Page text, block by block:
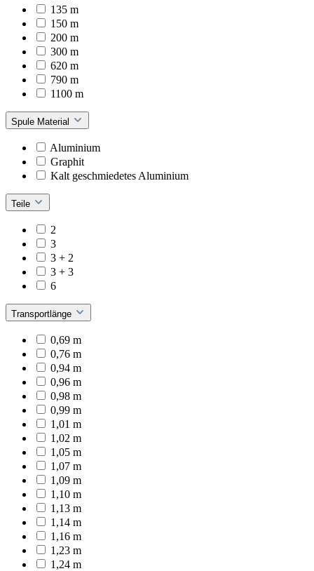
135 m
150 m
200 m
300 m
620 m
790 m
1100 m
Spule Material
Aluminium
Graphit
Kalt geschmiedetes Aluminium
Teile
2
3
3 + 2
3 + 3
6
Transportlänge
0,69 m
0,76 m
0,94 m
0,96 m
0,98 m
0,99 m
1,01 m
1,02 m
1,05 m
1,07 m
1,09 m
1,10 m
1,13 m
1,14 m
1,16 m
1,23 m
1,24 m